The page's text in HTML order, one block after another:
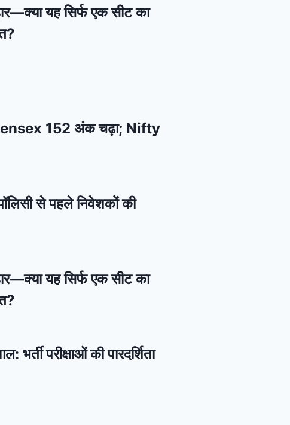
यह सिर्फ एक सीट का
Sensex 152 अंक चढ़ा; Nifty
से पहले निवेशकों की
यह सिर्फ एक सीट का
परीक्षाओं की पारदर्शिता